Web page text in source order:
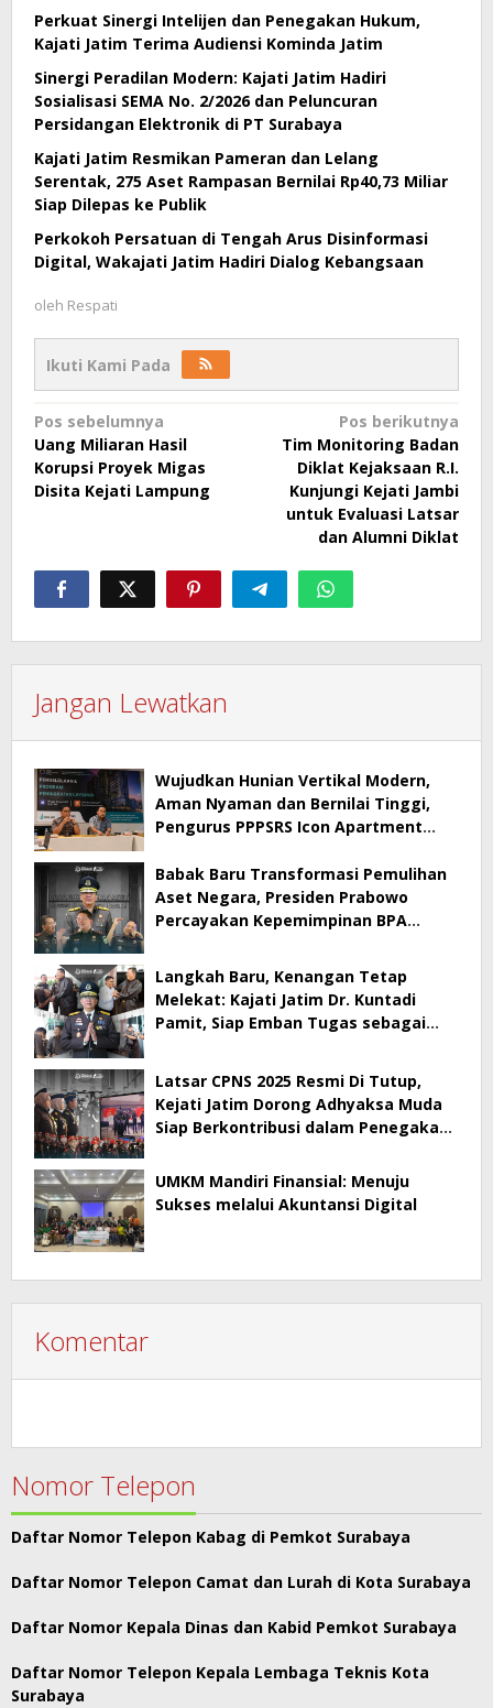
Perkuat Sinergi Intelijen dan Penegakan Hukum,
Kajati Jatim Terima Audiensi Kominda Jatim
Sinergi Peradilan Modern: Kajati Jatim Hadiri
Sosialisasi SEMA No. 2/2026 dan Peluncuran
Persidangan Elektronik di PT Surabaya
Kajati Jatim Resmikan Pameran dan Lelang
Serentak, 275 Aset Rampasan Bernilai Rp40,73 Miliar
Siap Dilepas ke Publik
Perkokoh Persatuan di Tengah Arus Disinformasi
Digital, Wakajati Jatim Hadiri Dialog Kebangsaan
oleh Respati
Ikuti Kami Pada
Navigasi
pos
Pos sebelumnya
Uang Miliaran Hasil
Korupsi Proyek Migas
Disita Kejati Lampung
Pos berikutnya
Tim Monitoring Badan
Diklat Kejaksaan R.I.
Kunjungi Kejati Jambi
untuk Evaluasi Latsar
dan Alumni Diklat
Jangan Lewatkan
Wujudkan Hunian Vertikal Modern,
Aman Nyaman dan Bernilai Tinggi,
Pengurus PPPSRS Icon Apartment
Apps
Babak Baru Transformasi Pemulihan
Aset Negara, Presiden Prabowo
Percayakan Kepemimpinan BPA
Langkah Baru, Kenangan Tetap
Melekat: Kajati Jatim Dr. Kuntadi
Pamit, Siap Emban Tugas sebagai
Latsar CPNS 2025 Resmi Di Tutup,
Kejati Jatim Dorong Adhyaksa Muda
Siap Berkontribusi dalam Penegakan
UMKM Mandiri Finansial: Menuju
Sukses melalui Akuntansi Digital
Komentar
Nomor Telepon
Daftar Nomor Telepon Kabag di Pemkot Surabaya
Daftar Nomor Telepon Camat dan Lurah di Kota Surabaya
Daftar Nomor Kepala Dinas dan Kabid Pemkot Surabaya
Daftar Nomor Telepon Kepala Lembaga Teknis Kota
Surabaya